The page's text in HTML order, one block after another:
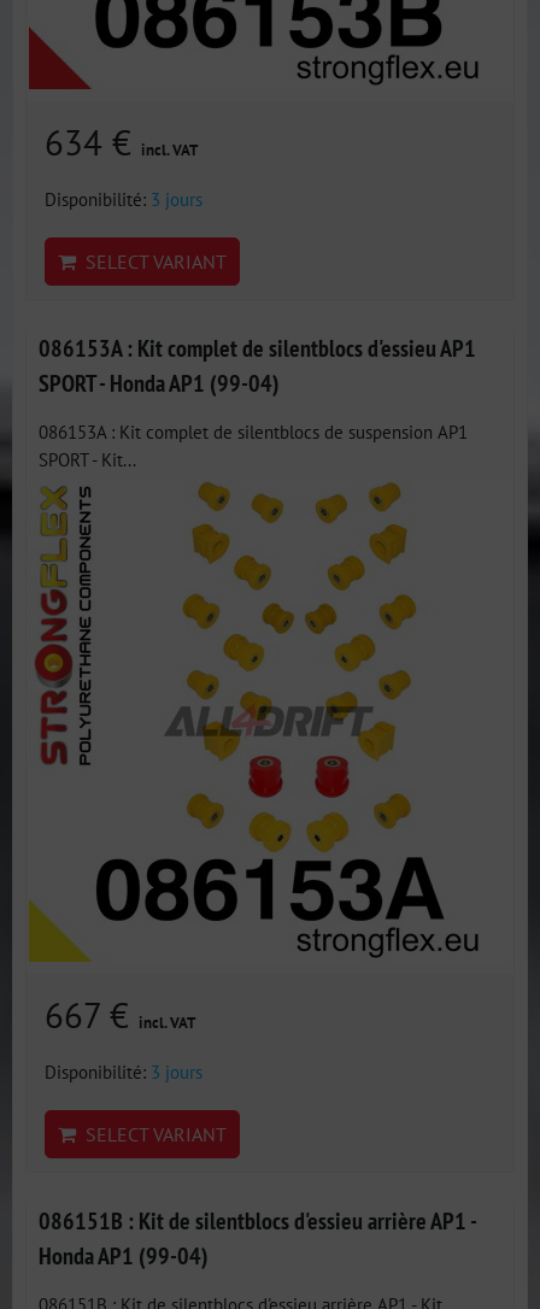
634 € incl. VAT
Disponibilité: 3 jours
SELECT VARIANT
086153A : Kit complet de silentblocs d'essieu AP1
SPORT - Honda AP1 (99-04)
086153A : Kit complet de silentblocs de suspension AP1
SPORT - Kit...
667 € incl. VAT
Disponibilité: 3 jours
SELECT VARIANT
086151B : Kit de silentblocs d'essieu arrière AP1 -
Honda AP1 (99-04)
086151B : Kit de silentblocs d'essieu arrière AP1 - Kit